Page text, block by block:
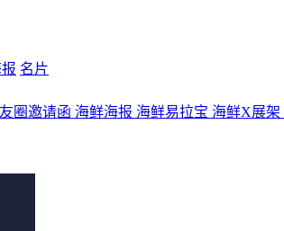
名片
圈邀请函 海鲜海报 海鲜易拉宝 海鲜X展架